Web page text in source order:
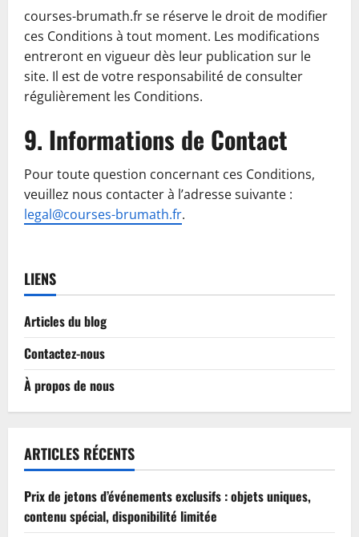
courses-brumath.fr se réserve le droit de modifier
ces Conditions à tout moment. Les modifications
entreront en vigueur dès leur publication sur le
site. Il est de votre responsabilité de consulter
régulièrement les Conditions.
9. Informations de Contact
Pour toute question concernant ces Conditions,
veuillez nous contacter à l’adresse suivante :
legal@courses-brumath.fr.
LIENS
Articles du blog
Contactez-nous
À propos de nous
ARTICLES RÉCENTS
Prix de jetons d’événements exclusifs : objets uniques,
contenu spécial, disponibilité limitée